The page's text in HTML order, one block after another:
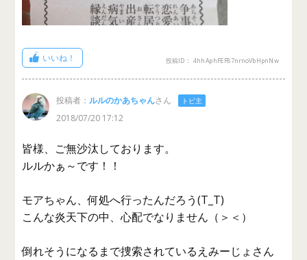
いいね！ 投稿ID： 4hhAphFEF87nrnoVbHpnNw
投稿者：ルルのかあちゃんさん トピ主
2018/07/20 17:12
皆様、ご無沙汰しております。
ルルかぁ～です！！
モアちゃん、何処へ行ったんだろう(T_T)
こんな炎天下の中、心配でなりません（＞＜）
倒れそうになるまで捜索されているえみーじょさん